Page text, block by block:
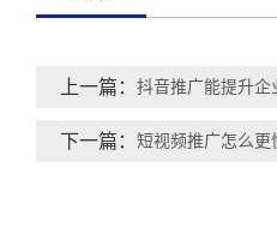
上一篇：
下一篇：